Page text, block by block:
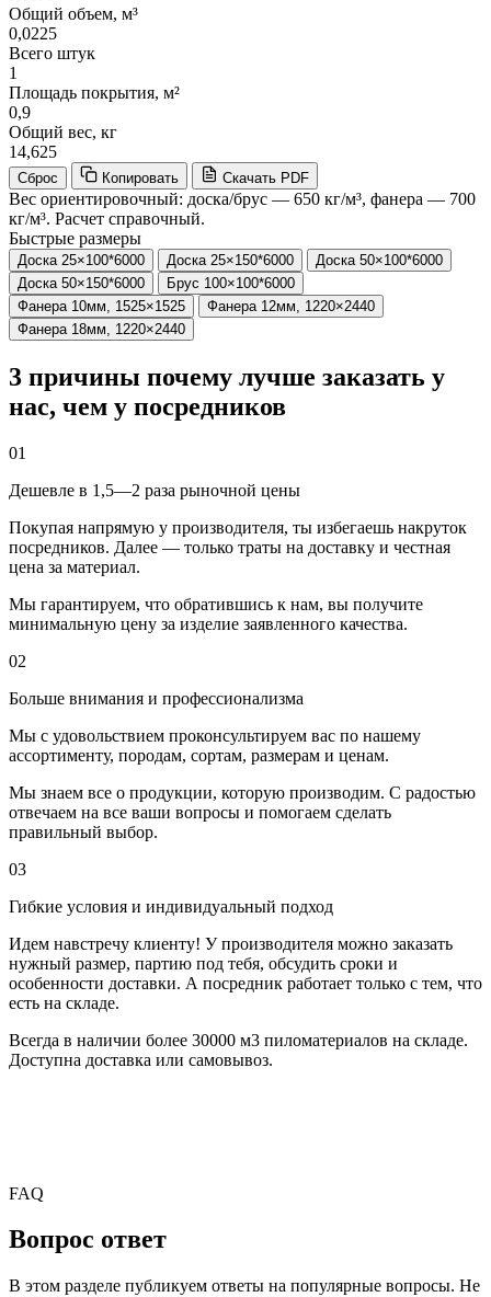
Общий объем, м³
0,0225
Всего штук
1
Площадь покрытия, м²
0,9
Общий вес, кг
14,625
Сброс Копировать Скачать PDF
Вес ориентировочный: доска/брус — 650 кг/м³, фанера — 700
кг/м³. Расчет справочный.
Быстрые размеры
Доска 25×100*6000 Доска 25×150*6000
Доска 50×100*6000
Доска 50×150*6000
Брус 100×100*6000
Фанера 10мм, 1525×1525
Фанера 12мм, 1220×2440
Фанера 18мм, 1220×2440
3 причины почему лучше заказать у
нас, чем у посредников
01
Дешевле в 1,5—2 раза рыночной цены
Покупая напрямую у производителя, ты избегаешь накруток
посредников. Далее — только траты на доставку и честная
цена за материал.
Мы гарантируем, что обратившись к нам, вы получите
минимальную цену за изделие заявленного качества.
02
Больше внимания и профессионализма
Мы с удовольствием проконсультируем вас по нашему
ассортименту, породам, сортам, размерам и ценам.
Мы знаем все о продукции, которую производим. С радостью
отвечаем на все ваши вопросы и помогаем сделать
правильный выбор.
03
Гибкие условия и индивидуальный подход
Идем навстречу клиенту! У производителя можно заказать
нужный размер, партию под тебя, обсудить сроки и
особенности доставки. А посредник работает только с тем, что
есть на складе.
Всегда в наличии более 30000 м3 пиломатериалов на складе.
Доступна доставка или самовывоз.
FAQ
Вопрос ответ
В этом разделе публикуем ответы на популярные вопросы. Не